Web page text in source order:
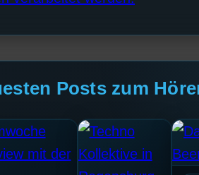
Posts zum